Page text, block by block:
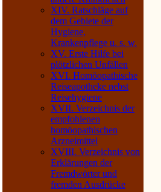
XIV. Ratschläge auf
dem Gebiete der
Hygiene,
Krankenpflege u. s. w.
XV. Erste Hilfe bei
plötzlichen Unfällen
XVI. Homöopathische
Reiseapotheke nebst
Reisehygiene
XVII. Verzeichnis der
empfohlenen
homöopathischen
Arzneimittel
XVIII. Verzeichnis von
Erklärungen der
Fremdwörter und
fremden Ausdrücke